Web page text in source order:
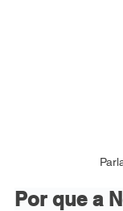
Por que a